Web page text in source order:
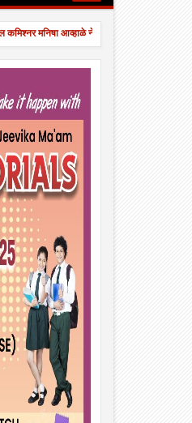
मनिषा आव्हाळे ने स्कूल नं. 24 का "घे भरारी"